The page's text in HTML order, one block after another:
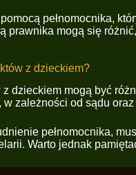
pełnomocnika,
prawnika mogą się
z dzieckiem?
dzieckiem mogą być
zależności od sądu
pełnomocnika,
Warto jednak